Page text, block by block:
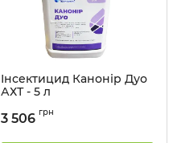
Інсектицид Канонір Дуо
АХТ - 5 л
3 506 грн